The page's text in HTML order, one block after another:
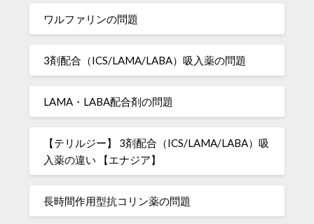
ワルファリンの問題
3剤配合（ICS/LAMA/LABA）吸入薬の問題
LAMA・LABA配合剤の問題
【テリルジー】 3剤配合（ICS/LAMA/LABA）吸
入薬の違い 【エナジア】
長時間作用型抗コリン薬の問題